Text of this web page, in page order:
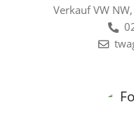
Verkauf VW